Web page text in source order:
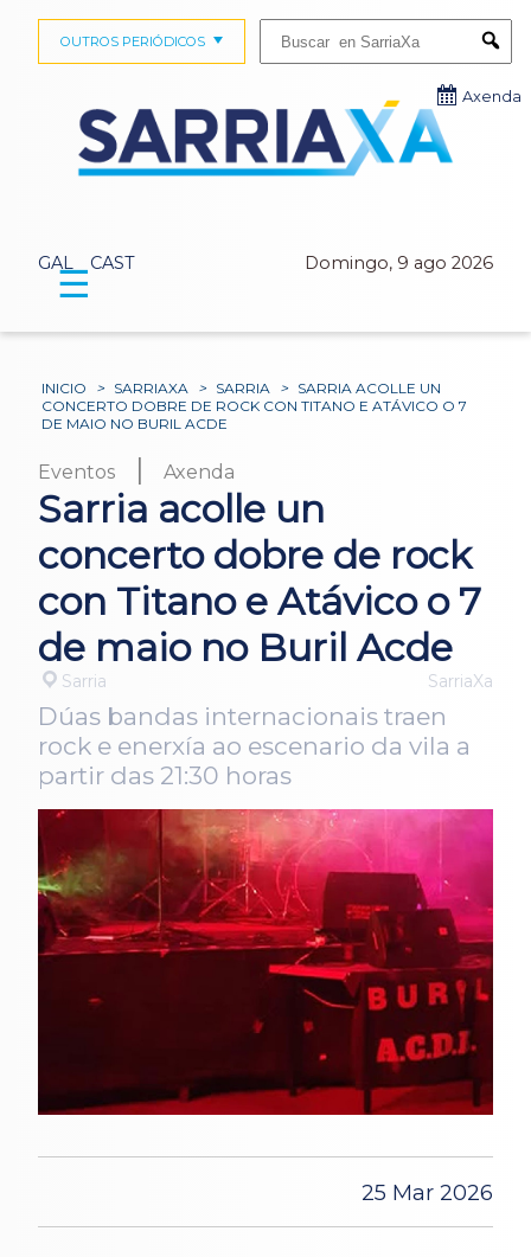
GAL CAST Domingo, 9 ago 2026
OUTROS PERIÓDICOS
Axenda
☰
INICIO > SARRIAXA > SARRIA > SARRIA ACOLLE UN
CONCERTO DOBRE DE ROCK CON TITANO E ATÁVICO O 7
DE MAIO NO BURIL ACDE
Eventos | Axenda
Sarria acolle un
concerto dobre de rock
con Titano e Atávico o 7
de maio no Buril Acde
Sarria SarriaXa
Dúas bandas internacionais traen
rock e enerxía ao escenario da vila a
partir das 21:30 horas
25 Mar 2026